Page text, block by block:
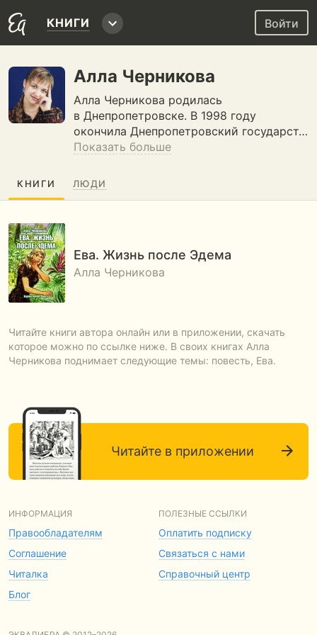
КНИГИ Войти
Алла Черникова
Алла Черникова родилась
в Днепропетровске. В 1998 году
окончила Днепропетровский государст…
Показать больше
КНИГИ ЛЮДИ
Ева. Жизнь после Эдема
Алла Черникова
Читайте книги автора онлайн или в приложении, скачать
которое можно по ссылке ниже. В своих книгах Алла
Черникова поднимает следующие темы: повесть, Ева.
Читайте в приложении
ИНФОРМАЦИЯ
Правообладателям
Соглашение
Читалка
Блог
ПОЛЕЗНЫЕ ССЫЛКИ
Оплатить подписку
Связаться с нами
Справочный центр